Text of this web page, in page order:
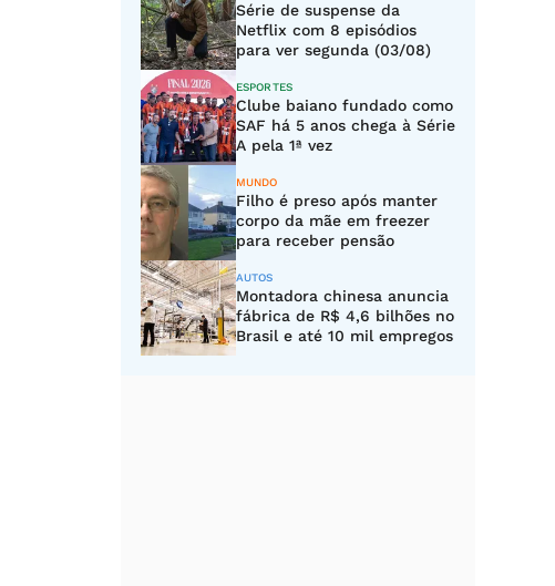
Série de suspense da
Netflix com 8 episódios
para ver segunda (03/08)
ESPORTES
Clube baiano fundado como
SAF há 5 anos chega à Série
A pela 1ª vez
MUNDO
Filho é preso após manter
corpo da mãe em freezer
para receber pensão
AUTOS
Montadora chinesa anuncia
fábrica de R$ 4,6 bilhões no
Brasil e até 10 mil empregos